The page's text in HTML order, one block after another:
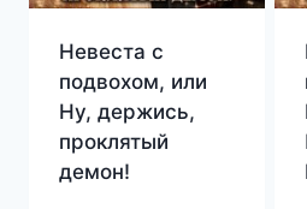
Невеста с
подвохом, или
Ну, держись,
проклятый
демон!